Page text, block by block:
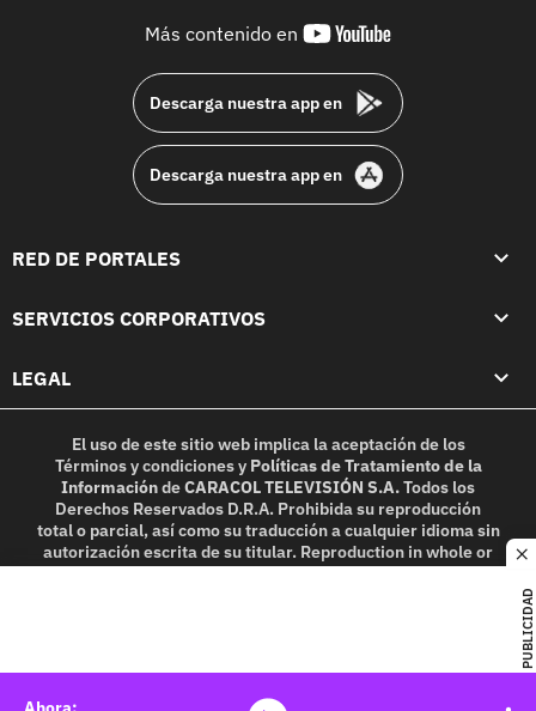
PUBLICIDAD
Más contenido en
youtube-
Descarga nuestra app en
Descarga nuestra app en
RED DE PORTALES
SERVICIOS CORPORATIVOS
LEGAL
El uso de este sitio web implica la aceptación de los
Términos y condicionesy Políticas de Tratamiento de la
InformacióndeCARACOL TELEVISIÓN S.A.Todos los
Derechos Reservados D.R.A. Prohibida su reproducción
total o parcial, así como su traducción a cualquier idioma sin
autorización escrita de su titular. Reproduction in whole or
in part, or translation without written permission is